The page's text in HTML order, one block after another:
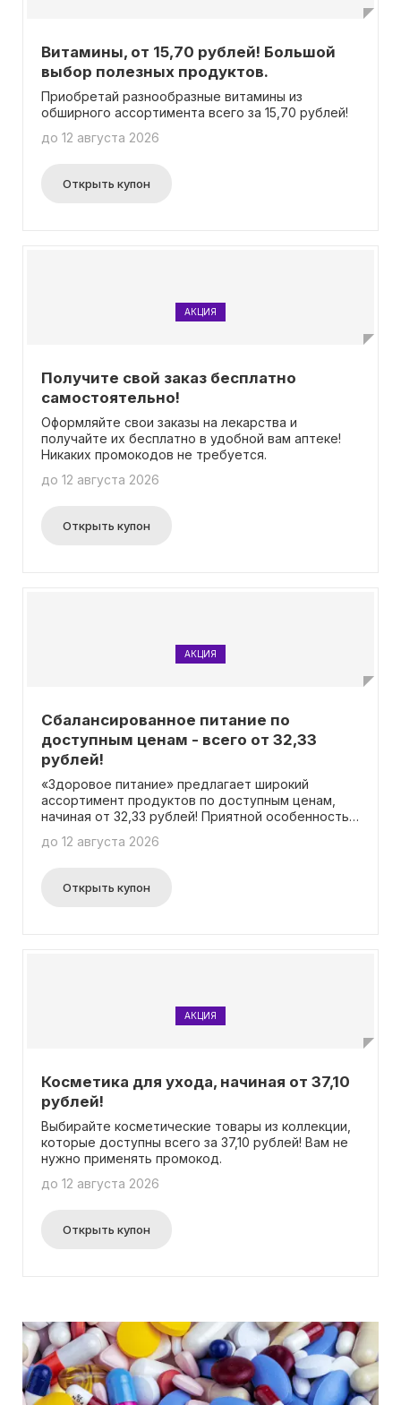
Витамины, от 15,70 рублей! Большой
выбор полезных продуктов.
Приобретай разнообразные витамины из
обширного ассортимента всего за 15,70 рублей!
до 12 августа 2026
Открыть купон
АКЦИЯ
Получите свой заказ бесплатно
самостоятельно!
Оформляйте свои заказы на лекарства и
получайте их бесплатно в удобной вам аптеке!
Никаких промокодов не требуется.
до 12 августа 2026
Открыть купон
АКЦИЯ
Сбалансированное питание по
доступным ценам - всего от 32,33
рублей!
«Здоровое питание» предлагает широкий
ассортимент продуктов по доступным ценам,
начиная от 32,33 рублей! Приятной особенностью
вводить промокод. Приобретайте качественные
жизни и наслаждайтесь их полезными
свойствами.
до 12 августа 2026
Открыть купон
АКЦИЯ
Косметика для ухода, начиная от 37,10
рублей!
Выбирайте косметические товары из коллекции,
которые доступны всего за 37,10 рублей! Вам не
нужно применять промокод.
до 12 августа 2026
Открыть купон